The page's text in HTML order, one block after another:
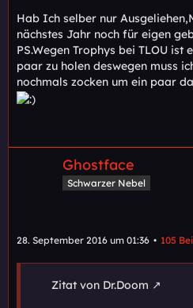
Hab Ich selber nur
nächstes Jahr noch für eigen
PS.Wegen Trophys bei TLOU ist
paar zu holen deswegen muss
nochmals zocken um ein paar
Ghostface
Schwarzer Nebel
28. September 2016 um 01:36 105
Zitat von Dr.Doom